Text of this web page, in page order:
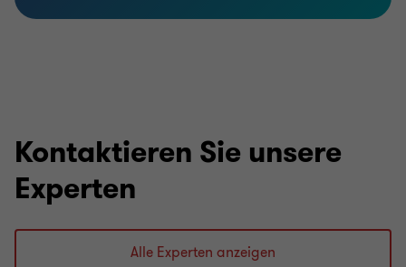
Kontaktieren Sie unsere
Experten
Alle Experten anzeigen